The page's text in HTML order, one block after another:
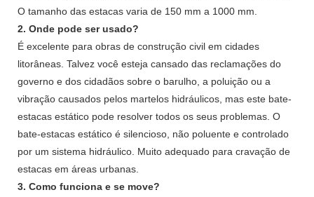
O tamanho das estacas varia de 150 mm a 1000 mm.
2. Onde pode ser usado?
É excelente para obras de construção civil em cidades
litorâneas. Talvez você esteja cansado das reclamações do
governo e dos cidadãos sobre o barulho, a poluição ou a
vibração causados ​​pelos martelos hidráulicos, mas este bate-
estacas estático pode resolver todos os seus problemas. O
bate-estacas estático é silencioso, não poluente e controlado
por um sistema hidráulico. Muito adequado para cravação de
estacas em áreas urbanas.
3. Como funciona e se move?